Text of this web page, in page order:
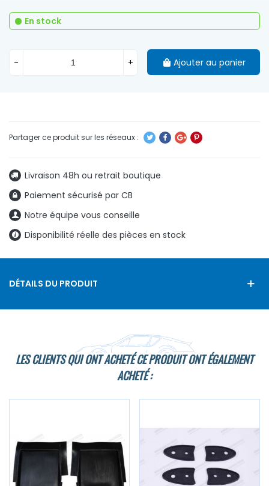
Livraison 48h ou retrait boutique
Paiement sécurisé par CB
Notre équipe vous conseille
Disponibilité réelle des pièces en stock
En stock
- + Ajouter au panier
DÉTAILS DU PRODUIT
LES CLIENTS QUI ONT ACHETÉ CE PRODUIT ONT ÉGALEMENT
ACHETÉ :